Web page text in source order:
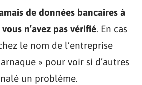
de données bancaires à
n’avez pas vérifié. En cas
le nom de l’entreprise
» pour voir si d’autres
un problème.